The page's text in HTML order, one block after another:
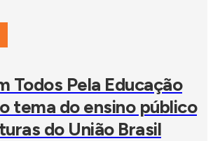
Todos Pela Educação
tema do ensino público
do União Brasil